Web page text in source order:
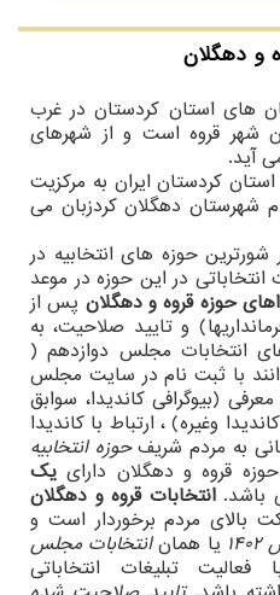
و دهگلان
های استان کردستان در غرب
شهر قروه است و از شهرهای
آید.
کردستان ایران به مرکزیت
شهرستان دهگلان کردزبان می
حوزه های انتخابیه در
در این حوزه در موعد
حوزه قروه و دهگلان پس از
و تایید صلاحیت، به
انتخابات مجلس دوازدهم (
1402 ) می توانند با ثبت نام در سایت مجلس
(بیوگرافی کاندیدا، سوابق
وغیره) ، ارتباط با کاندیدا
به مردم شریفحوزه انتخابیه
قروه و دهگلان دارای یک
باشد.انتخابات قروه و دهگلان
بالای مردم برخوردار است و
یا همانانتخابات مجلس
تبلیغات انتخاباتی